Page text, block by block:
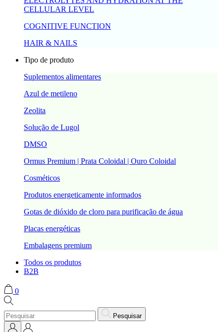
CELLULAR LEVEL
COGNITIVE FUNCTION
HAIR & NAILS
Tipo de produto
Suplementos alimentares
Azul de metileno
Zeolita
Solução de Lugol
DMSO
Ormus Premium | Prata Coloidal | Ouro Coloidal
Cosméticos
Produtos energeticamente informados
Gotas de dióxido de cloro para purificação de água
Placas energéticas
Embalagens premium
Todos os produtos
B2B
0
Pesquisar